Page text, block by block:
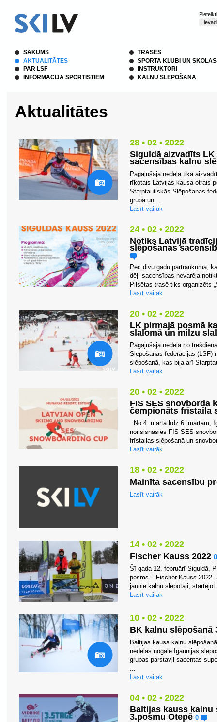
SĀKUMS
AKTUALITĀTES
PAR LSF
INFORMĀCIJA SPORTISTIEM
TRASES
SPORTA KLUBI UN SKOLAS
INSTRUKTORI
KALNU SLĒPOŠANA
Aktualitātes
28 • 02 • 2022
Siguldā aizvadīts
sacensības kalnu
Pagājušajā nedēļā tika
rīkotais Latvijas kausa otrais
Starptautiskās Slēpošanas
grupā un ...
Lasīt vairāk
24 • 02 • 2022
Notiks Latvijā
slēpošanas
Pēc divu gadu pārtraukuma,
dēļ, sacensības nevarēja
Pilsētas trasē tiks organizēts
Lasīt vairāk
20 • 02 • 2022
LK pirmajā posmā
slalomā un milzu
Pagājušajā nedēļā no
Slēpošanas federācijas (LSF)
slēpošanā, kas bija arī
Lasīt vairāk
20 • 02 • 2022
FIS SES snovborda
čempionāts frīstaila
No 4. marta līdz 6. martam,
norisisnāsies FIS SES
frīstailas slēpošanā un
Lasīt vairāk
18 • 02 • 2022
Mainīta sacensību
Lasīt vairāk
14 • 02 • 2022
Fischer Kauss 2022
Šī gada 12. februārī Siguldā,
posms – Fischer Kauss
jaunie kalnu slēpotāji,
Lasīt vairāk
10 • 02 • 2022
BK kalnu
Baltijas kauss kalnu
nedēļas nogalē Igaunijas
grupas pārstāvji sacentās
Lasīt vairāk
04 • 02 • 2022
Baltijas kauss kalnu
3.posmu Otepē 0